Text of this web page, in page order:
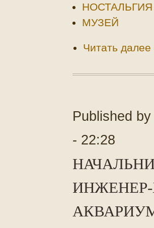
МУЗЕЙ
Читать далее
Published
- 22:28